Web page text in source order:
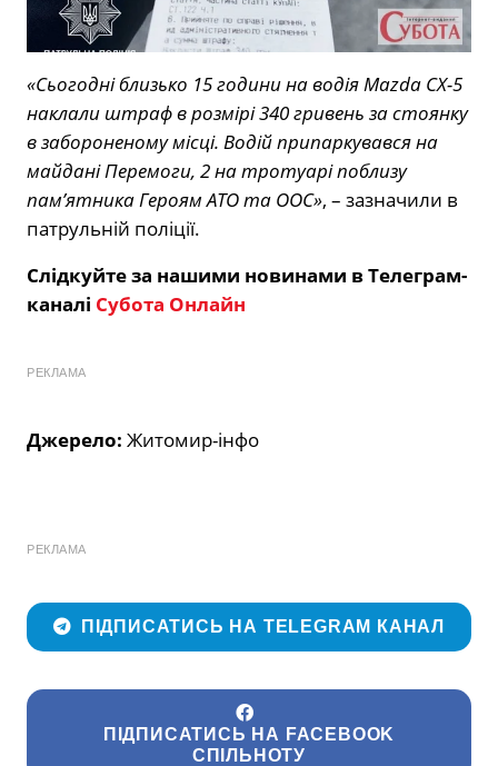
«Сьогодні близько 15 години на водія Mazda CX-5
наклали штраф в розмірі 340 гривень за стоянку
в забороненому місці. Водій припаркувався на
майдані Перемоги, 2 на тротуарі поблизу
пам’ятника Героям АТО та ООС», – зазначили в
патрульній поліції.
Слідкуйте за нашими новинами в Телеграм-
каналі Субота Онлайн
РЕКЛАМА
Джерело: Житомир-інфо
РЕКЛАМА
ПІДПИСАТИСЬ НА TELEGRAM КАНАЛ
ПІДПИСАТИСЬ НА FACEBOOK
СПІЛЬНОТУ